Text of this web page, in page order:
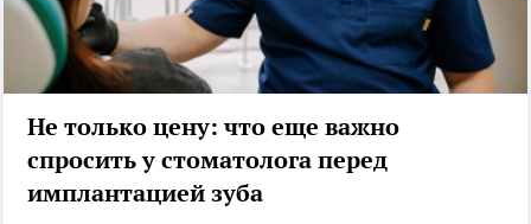
Не только цену: что еще важно
спросить у стоматолога перед
имплантацией зуба